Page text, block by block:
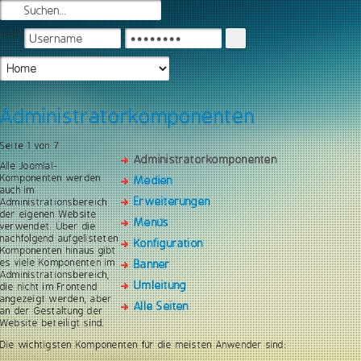
Login
Administratorkomponenten
Administratorkomponenten
Medien
Erweiterungen
Menüs
Konfiguration
Banner
Umleitung
Alle Seiten
Seite 1 von 7
Alle Joomla!-
Komponenten werden
auch im
Administrationsbereich
der eigenen Website
verwendet. Über die
nachfolgend aufgelisteten
Komponenten hinaus gibt
es viele Komponenten im
Administrationsbereich,
die nicht im Frontend
angezeigt werden, aber
an der Gestaltung der
Website beteiligt sind.
Die wichtigsten Komponenten für die meisten Anwender sind: